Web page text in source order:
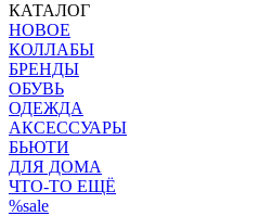
КАТАЛОГ
НОВОЕ
КОЛЛАБЫ
БРЕНДЫ
ОБУВЬ
ОДЕЖДА
АКСЕССУАРЫ
БЬЮТИ
ДЛЯ ДОМА
ЧТО-ТО ЕЩЁ
%sale